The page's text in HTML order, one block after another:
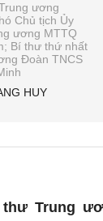
ương
Chủ tịch Ủy
ương MTTQ
Bí thư thứ nhất
Đoàn TNCS
HUY
thư Trung